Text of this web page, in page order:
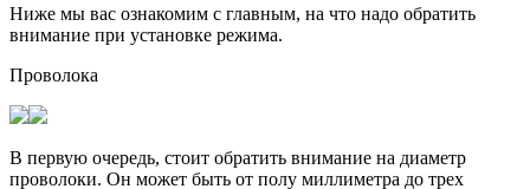
Ниже мы вас ознакомим с главным, на что надо обратить
внимание при установке режима.
Проволока
В первую очередь, стоит обратить внимание на диаметр
проволоки. Он может быть от полу миллиметра до трех